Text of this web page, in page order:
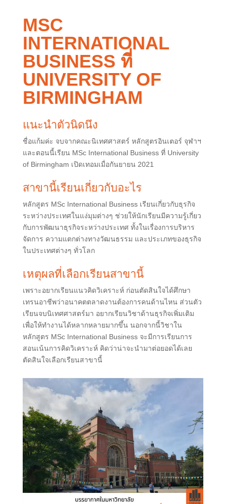
MSC
INTERNATIONAL
BUSINESS ที่
UNIVERSITY OF
BIRMINGHAM
แนะนำตัวนิดนึง
ชื่อแก้มค่ะ จบจากคณะนิเทศศาสตร์ หลักสูตรอินเตอร์ จุฬาฯ
และตอนนี้เรียน MSc International Business ที่ University
of Birmingham เปิดเทอมเมื่อกันยายน 2021
สาขานี้เรียนเกี่ยวกับอะไร
หลักสูตร MSc International Business เรียนเกี่ยวกับธุรกิจ
ระหว่างประเทศในแง่มุมต่างๆ ช่วยให้นักเรียนมีความรู้เกี่ยว
กับการพัฒนาธุรกิจระหว่างประเทศ ทั้งในเรื่องการบริหาร
จัดการ ความแตกต่างทางวัฒนธรรม และประเภทของธุรกิจ
ในประเทศต่างๆ ทั่วโลก
เหตุผลที่เลือกเรียนสาขานี้
เพราะอยากเรียนแนวคิดวิเคราะห์ ก่อนตัดสินใจได้ศึกษา
เทรนอาชีพว่าอนาคตตลาดงานต้องการคนด้านไหน ส่วนตัว
เรียนจบนิเทศศาสตร์มา อยากเรียนวิชาด้านธุรกิจเพิ่มเติม
เพื่อให้ทำงานได้หลากหลายมากขึ้น นอกจากนี้วิชาใน
หลักสูตร MSc International Business จะมีการเรียนการ
สอนเน้นการคิดวิเคราะห์ คิดว่าน่าจะนำมาต่อยอดได้เลย
ตัดสินใจเลือกเรียนสาขานี้